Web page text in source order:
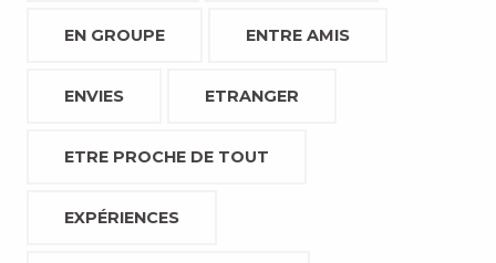
EN GROUPE ENTRE AMIS
ENVIES ETRANGER
ETRE PROCHE DE TOUT
EXPÉRIENCES